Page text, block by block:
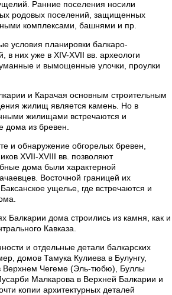
Ранние поселения носили
родовых поселений, защищенных
комплексами, башнями и пр.
условия планировки балкаро-
в них уже в XIV-XVII вв. археологи
и вымощенные улочки, проулки
и Карачая основным строительным
жилищ является камень. Но в
жилищами встречаются и
дома из бревен.
и обнаружение обгорелых бревен,
XVII-XVIII вв. позволяют
дома были характерной
Восточной границей их
ущелье, где встречаются и
Балкарии дома строились из камня, как и
Кавказа.
и отдельные детали балкарских
домов Тамука Кулиева в Булунгу,
Верхнем Чегеме (Эль-тюбю), Буллы
Малкарова в Верхней Балкарии и
копии архитектурных деталей